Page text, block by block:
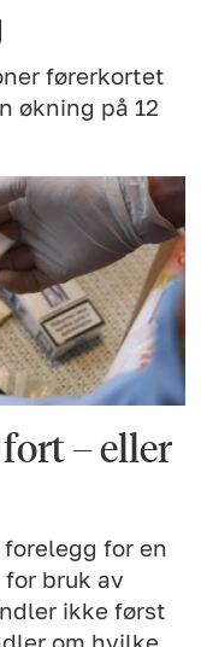
førerkortet
økning på 12
– eller
for en
bruk av
ikke først